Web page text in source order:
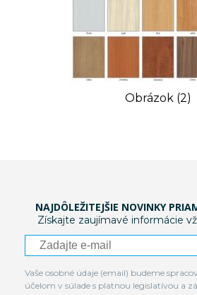
Obrázok (2)
NAJDÔLEŽITEJŠIE NOVINKY
Získajte zaujímavé informácie
Vaše osobné údaje (email) budeme
účelom v súlade s platnou legislatívou a